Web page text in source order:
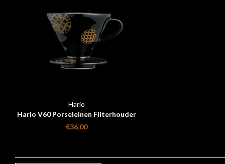
Hario
Hario V60 Porseleinen Filterhouder
Shippou Zwart
€36,00